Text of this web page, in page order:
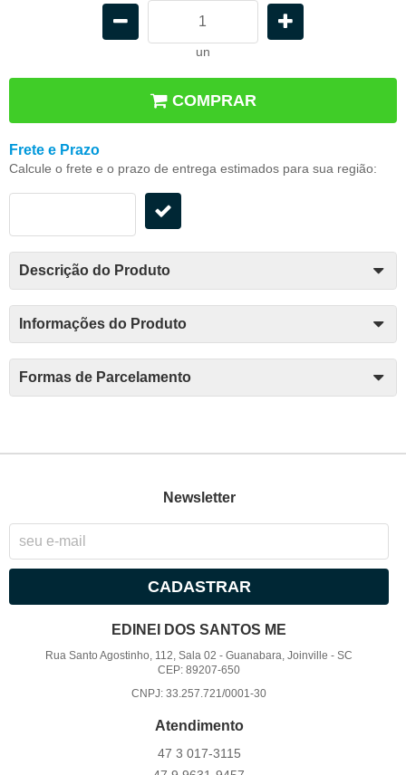
un
COMPRAR
Frete e Prazo
Calcule o frete e o prazo de entrega estimados para sua região:
Descrição do Produto
Informações do Produto
Formas de Parcelamento
Newsletter
CADASTRAR
EDINEI DOS SANTOS ME
Rua Santo Agostinho, 112, Sala 02 -Guanabara, Joinville -SC
CEP: 89207-650
CNPJ: 33.257.721/0001-30
Atendimento
47 3 017-3115